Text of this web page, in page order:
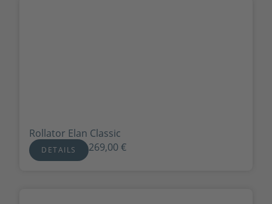
Rollator Elan Classic
DETAILS 269,00€